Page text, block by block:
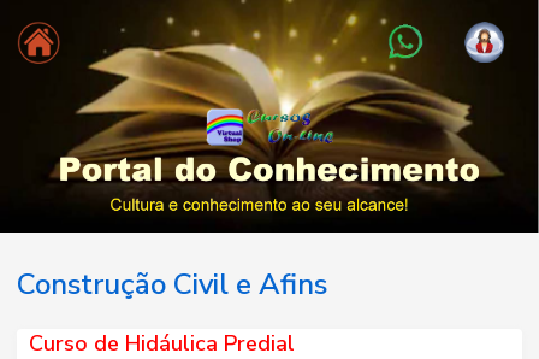
Construção Civil e Afins
Curso de Hidáulica Predial